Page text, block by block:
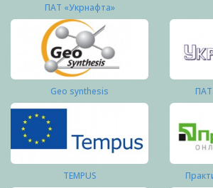
ПАТ «Укрнафта»
Geo synthesis
TEMPUS